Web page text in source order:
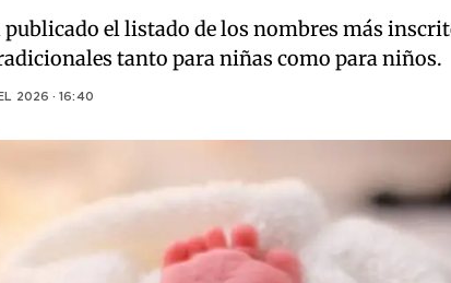
el listado de los nombres más
tanto para niñas como para niños.
2026 · 16:40